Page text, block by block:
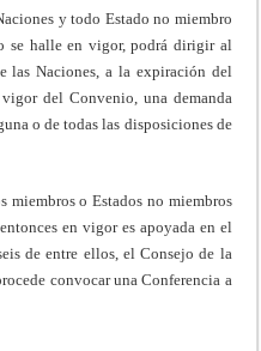
y todo Estado no miembro
se halle en vigor, podrá dirigir al
las Naciones, a la expiración del
del Convenio, una demanda
o de todas las disposiciones de
miembros o Estados no miembros
en vigor es apoyada en el
de entre ellos, el Consejo de la
convocar una Conferencia a